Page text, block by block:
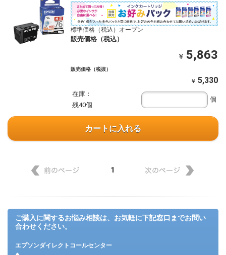
標準価格（税込）オープン
販売価格（税込）
￥ 5,863
販売価格（税抜）
￥ 5,330
在庫：
残40個
個
カートに入れる
1
ご購入に関するお悩み相談は、お気軽に下記窓口までお問い
合わせください。
エプソンダイレクトコールセンター